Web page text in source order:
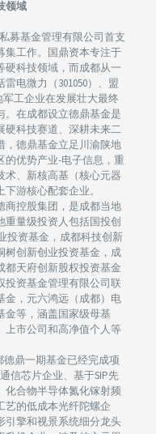
领域
募基金管理有限公司首支
集工作。国鼎资本专注于
硬科技领域，而成都从一
电微力（301050）、盟
军工企业在发展壮大最终
。在成都设立德鼎基金是
硬科技赛道、深耕未来二
，德鼎基金立足川渝陕地
的优势产业-电子信息，重
术、新核高基（核心元器
游核心配套企业。
商控股集团，是成都当地
重量级投资人包括国投创
投资基金，成都科技创新
树创新创业投资基金，成
都天府创新股权投资基金
投资基金管理有限公司联
金，元六鸿远（成都）电
金等，涵盖国家级母基
上市公司和高净值个人等
德鼎一期基金已经完成项
信芯片企业、基于SIP先
化合物半导体氮化镓射频
艺的低成本光纤陀螺企
引擎和视景系统细分龙头